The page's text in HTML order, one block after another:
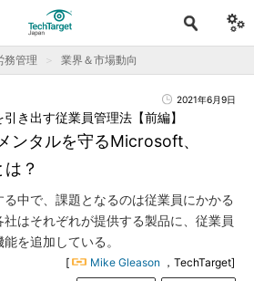
務管理 業界＆市場動向
2021年6月9日
ンタルを守るMicrosoft、
？
き出す従業員管理法【前編】
中で、課題となるのは従業員にかかる
はそれぞれが提供する製品に、従業員
を追加している。
[ Mike Gleason ，TechTarget]